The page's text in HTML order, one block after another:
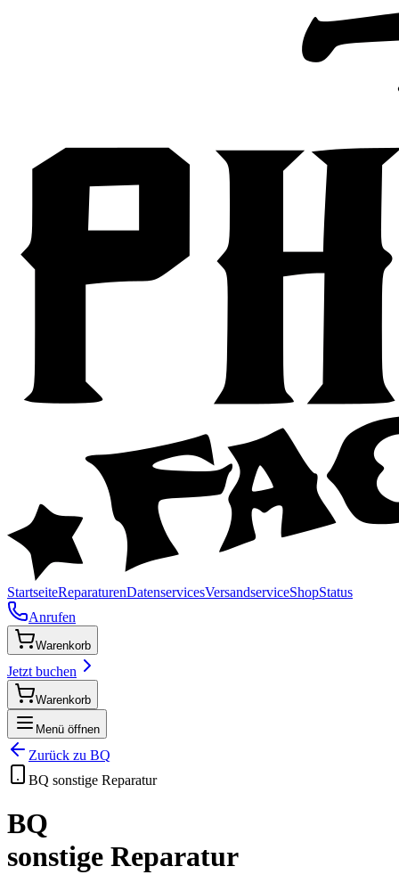
StartseiteReparaturenDatenservicesVersandserviceShopStatus
Anrufen
Warenkorb
Jetzt buchen
Warenkorb
Menü öffnen
Zurück zu BQ
BQ sonstige Reparatur
BQ
sonstige Reparatur